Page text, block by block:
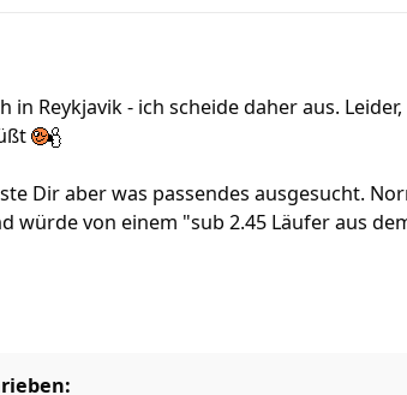
in Reykjavik - ich scheide daher aus.
Dir aber was passendes ausgesucht.
würde von einem "sub 2.45 Läufer aus